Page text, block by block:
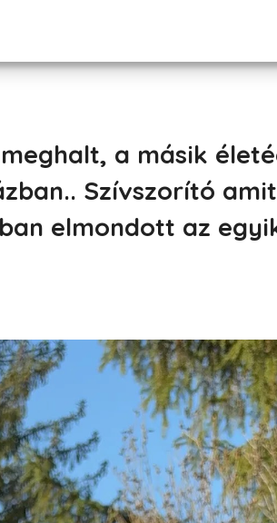
a másik
Szívszorító
elmondott az